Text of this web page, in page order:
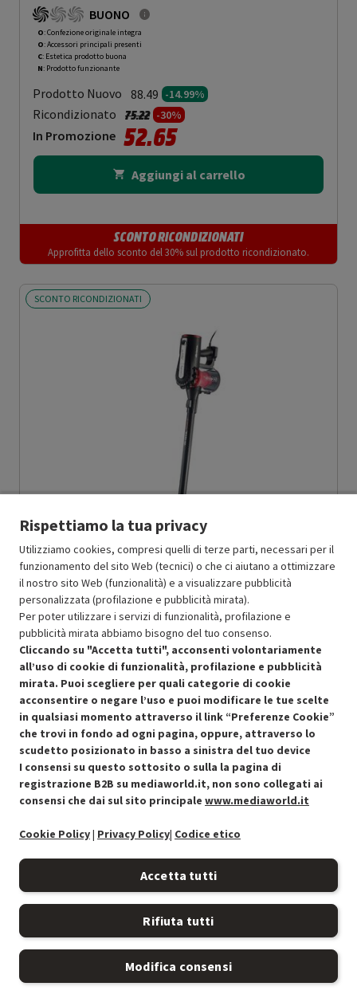
BUONO
O: Confezione originale integra
O: Accessori principali presenti
C: Estetica prodotto buona
N: Prodotto funzionante
Prodotto Nuovo 88.49 -14.99%
Ricondizionato Prezzo ridotto da
75.22a-30%
In Promozione 52.65
Aggiungi al carrello
SCONTO RICONDIZIONATI
Approfitta dello sconto del 30% sul prodotto ricondizionato.
SCONTO RICONDIZIONATI
SCOPA ELETTRICA SCOPA ELETTRICA CON FILO , SENZA
SACCO, 600 W - PRMG GRADING OOBN - 15% - PRMG GRADING
OOBN - 15%
MOLTO BUONO
O : Confezione originale integra
: Accessori principali presenti
B: Estetica prodotto ottima
N: Prodotto funzionante
Prodotto Nuovo 89.90 -15%
Ricondizionato Prezzo ridotto da
76.41 -14.99%
In Promozione 64.95
SCONTO RICONDIZIONATI
Rispettiamo la tua privacy
Utilizziamo cookies, compresi quelli di terze parti, necessari per il
funzionamento del sito Web (tecnici) o che ci aiutano a ottimizzare
il nostro sito Web (funzionalità) e a visualizzare pubblicità
personalizzata (profilazione e pubblicità mirata).
Per poter utilizzare i servizi di funzionalità, profilazione e
pubblicità mirata abbiamo bisogno del tuo consenso.
Cliccando su "Accetta tutti", acconsenti volontariamente
all’uso di cookie di funzionalità, profilazione e pubblicità
mirata. Puoi scegliere per quali categorie di cookie
acconsentire o negare l’uso e puoi modificare le tue scelte
in qualsiasi momento attraverso il link “Preferenze Cookie”
che trovi in fondo ad ogni pagina, oppure, attraverso lo
scudetto posizionato in basso a sinistra del tuo device
I consensi su questo sottosito o sulla la pagina di
registrazione B2B su mediaworld.it, non sono collegati ai
consensi che dai sul sito principale www.mediaworld.it
Cookie Policy| Privacy Policy| Codice etico
Accetta tutti
Rifiuta tutti
Modifica consensi